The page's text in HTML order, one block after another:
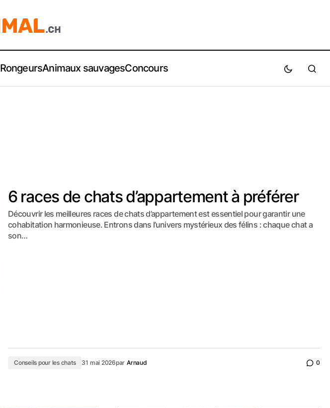
RongeursAnimaux sauvagesConcours
6 races de chats d’appartement à préférer
Découvrir les meilleures races de chats d’appartement est essentiel pour garantir une
cohabitation harmonieuse. Entrons dans l’univers mystérieux des félins : chaque chat a
son…
Conseils pour les chats 31 mai 2026par Arnaud 0